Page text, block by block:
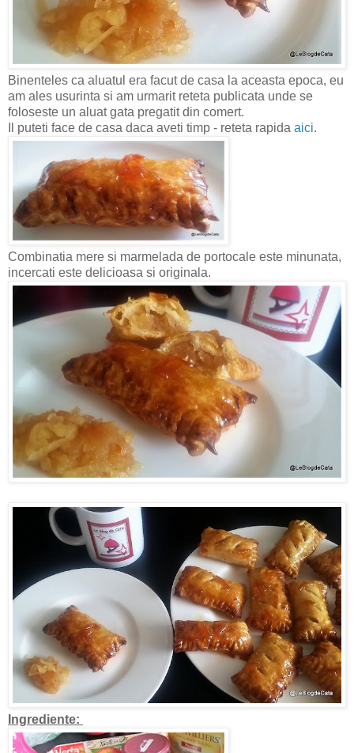
Binenteles ca aluatul era facut de casa la aceasta epoca, eu
am ales usurinta si am urmarit reteta publicata unde se
foloseste un aluat gata pregatit din comert.
Il puteti face de casa daca aveti timp - reteta rapida aici.
Combinatia mere si marmelada de portocale este minunata,
incercati este delicioasa si originala.
Ingrediente: